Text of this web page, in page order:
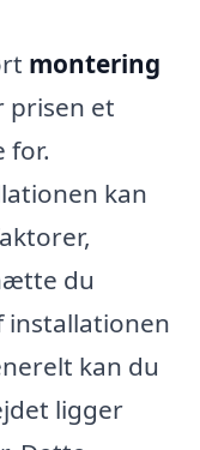
montering
prisen et
for.
kan
du
installationen
kan du
ligger